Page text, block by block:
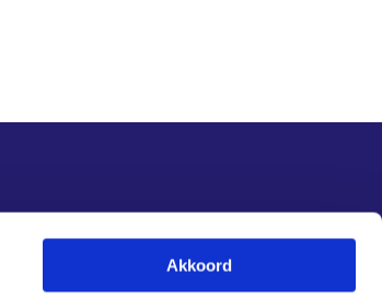
Akkoord
Nieuwsupdate